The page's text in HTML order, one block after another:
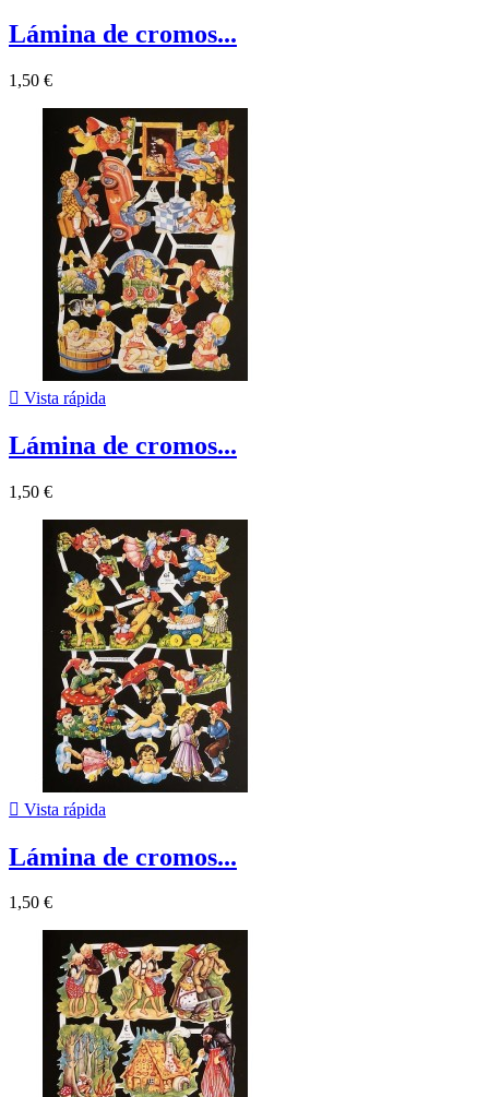
Lámina de cromos...
1,50 €
 Vista rápida
Lámina de cromos...
1,50 €
 Vista rápida
Lámina de cromos...
1,50 €